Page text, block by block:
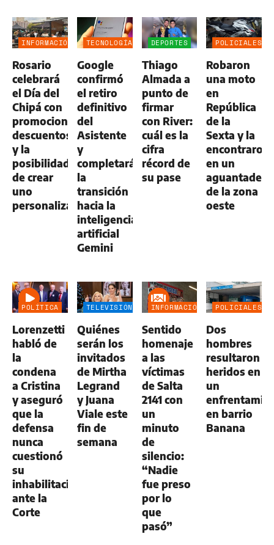
INFORMACIÓN
Rosario
celebrará
el Día del
Chipá con
promociones,
descuentos
y la
posibilidad
de crear
uno
personalizado
TECNOLOGÍA
Google
confirmó
el retiro
definitivo
del
Asistente
y
completará
la
transición
hacia la
inteligencia
artificial
Gemini
DEPORTES
Thiago
Almada a
punto de
firmar
con River:
cuál es la
cifra
récord de
su pase
POLICIALES
Robaron
una moto
en
República
de la
Sexta y la
encontraron
en un
aguantadero
de la zona
oeste
POLÍTICA
Lorenzetti
habló de
la
condena
a Cristina
y aseguró
que la
defensa
nunca
cuestionó
su
inhabilitación
ante la
Corte
TELEVISIÓN
Quiénes
serán los
invitados
de Mirtha
Legrand
y Juana
Viale este
fin de
semana
INFORMACIÓN
Sentido
homenaje
a las
víctimas
de Salta
2141 con
un
minuto
de
silencio:
“Nadie
fue preso
por lo
que
pasó”
POLICIALES
Dos
hombres
resultaron
heridos en
un
en barrio
Banana